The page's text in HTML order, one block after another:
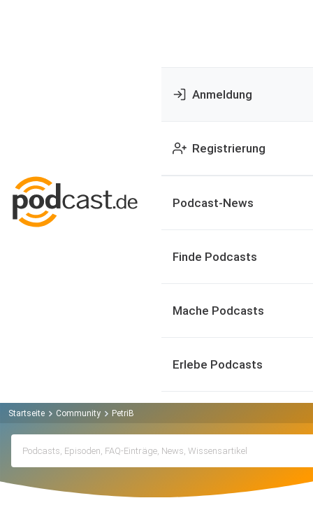
Anmeldung
Registrierung
Podcast-News
Finde Podcasts
Mache Podcasts
Erlebe Podcasts
Startseite Community PetriB